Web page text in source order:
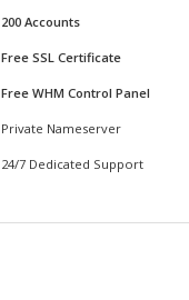
200 Accounts
Free SSL Certificate
Free WHM Control Panel
Private Nameserver
24/7 Dedicated Support